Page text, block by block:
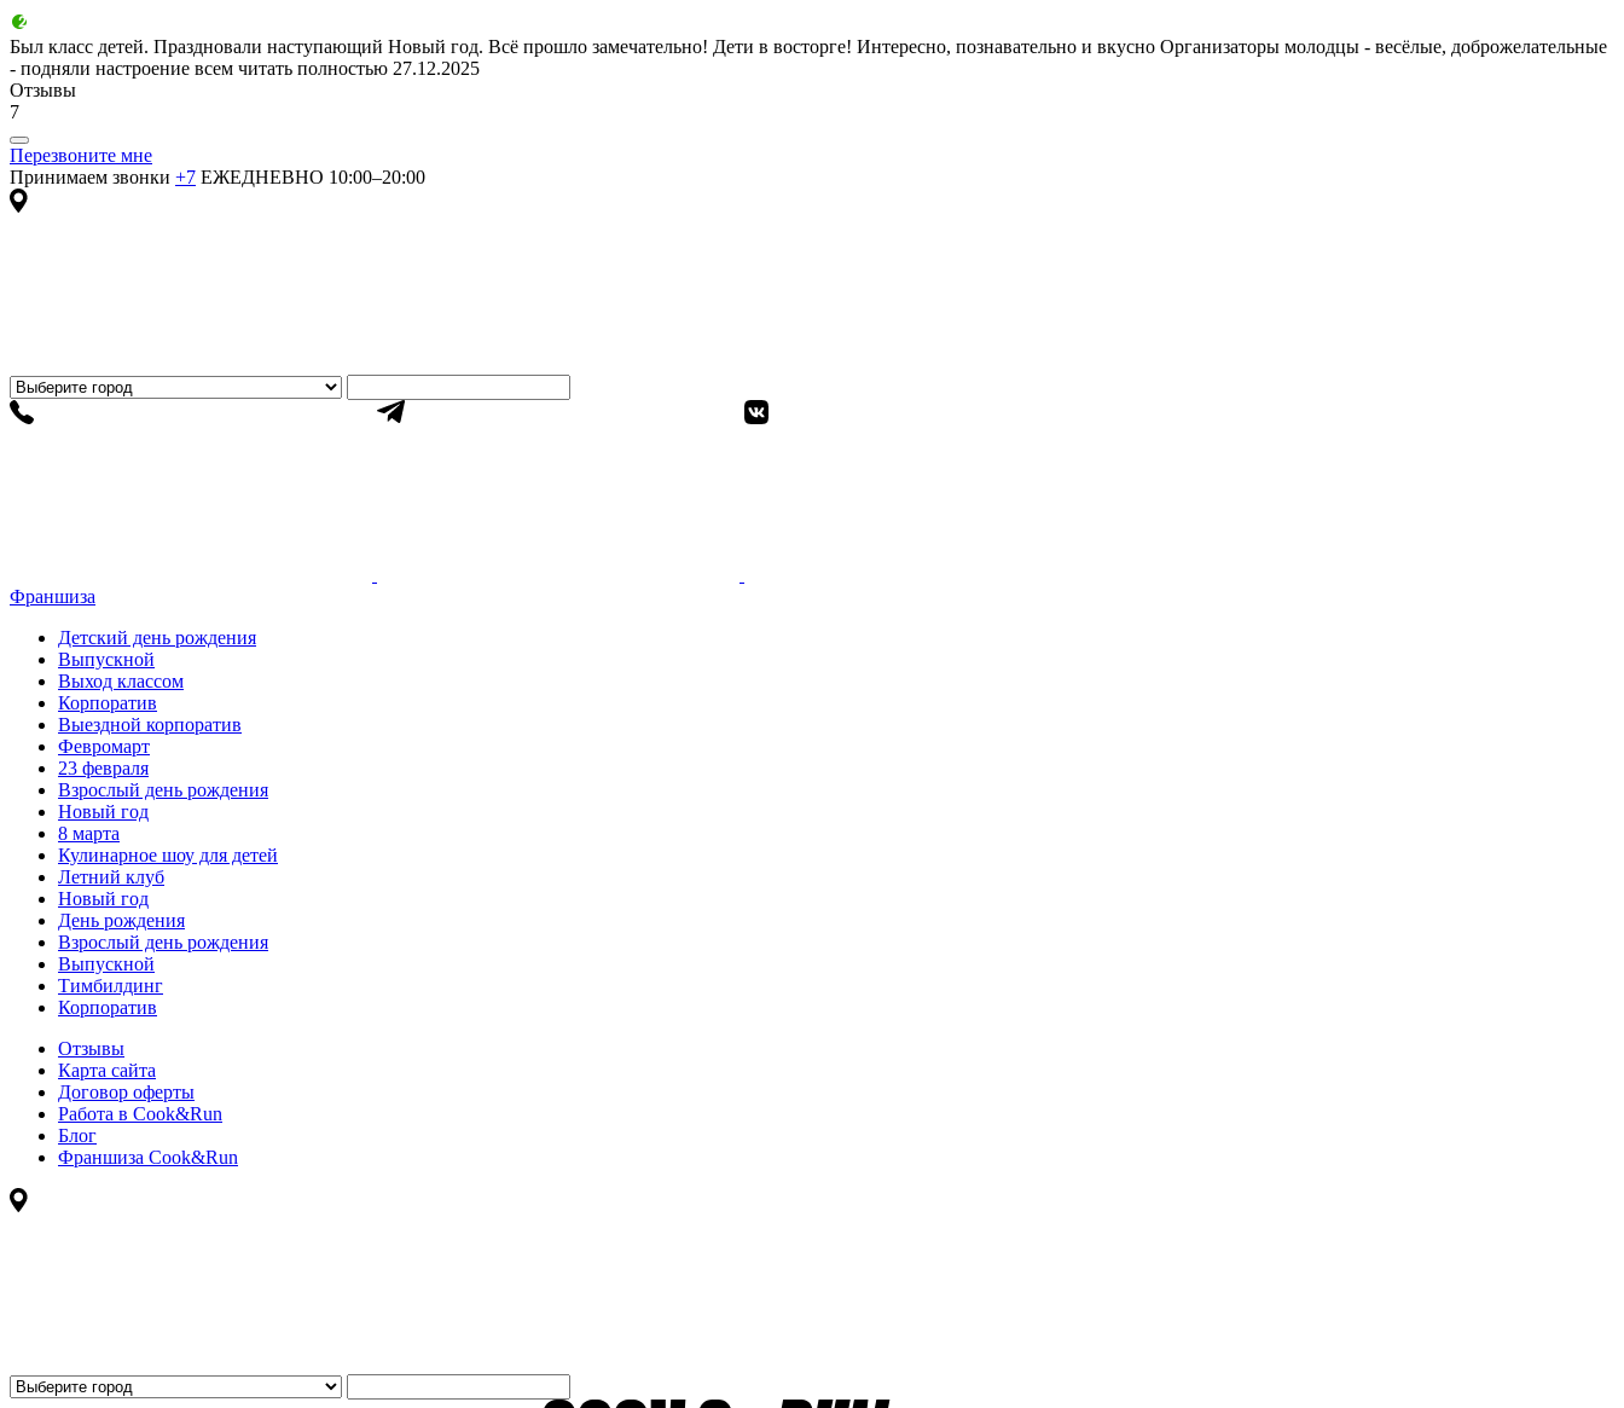
Был класс детей. Праздновали наступающий Новый год. Всё прошло замечательно! Дети в восторге! Интересно, познавательно и вкусно Организаторы молодцы - весёлые, доброжелательные
- подняли настроение всем читать полностью 27.12.2025
Отзывы
7
Перезвоните мне
Принимаем звонки +7 ЕЖЕДНЕВНО 10:00–20:00
Франшиза
Детский день рождения
Выпускной
Выход классом
Корпоратив
Выездной корпоратив
Февромарт
23 февраля
Взрослый день рождения
Новый год
8 марта
Кулинарное шоу для детей
Летний клуб
Новый год
День рождения
Взрослый день рождения
Выпускной
Тимбилдинг
Корпоратив
Отзывы
Карта сайта
Договор оферты
Работа в Cook&Run
Блог
Франшиза Cook&Run